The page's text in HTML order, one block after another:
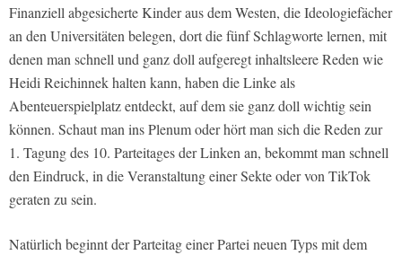
Finanziell abgesicherte Kinder aus dem Westen, die Ideologiefächer
an den Universitäten belegen, dort die fünf Schlagworte lernen, mit
denen man schnell und ganz doll aufgeregt inhaltsleere Reden wie
Heidi Reichinnek halten kann, haben die Linke als
Abenteuerspielplatz entdeckt, auf dem sie ganz doll wichtig sein
können. Schaut man ins Plenum oder hört man sich die Reden zur
1. Tagung des 10. Parteitages der Linken an, bekommt man schnell
den Eindruck, in die Veranstaltung einer Sekte oder von TikTok
geraten zu sein.
Natürlich beginnt der Parteitag einer Partei neuen Typs mit dem